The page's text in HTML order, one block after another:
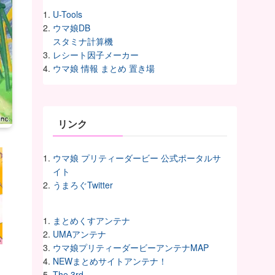
U-Tools
ウマ娘DB
スタミナ計算機
レシート因子メーカー
ウマ娘 情報 まとめ 置き場
リンク
ウマ娘 プリティーダービー 公式ポータルサ
イト
うまろぐTwitter
まとめくすアンテナ
UMAアンテナ
ウマ娘プリティーダービーアンテナMAP
NEWまとめサイトアンテナ！